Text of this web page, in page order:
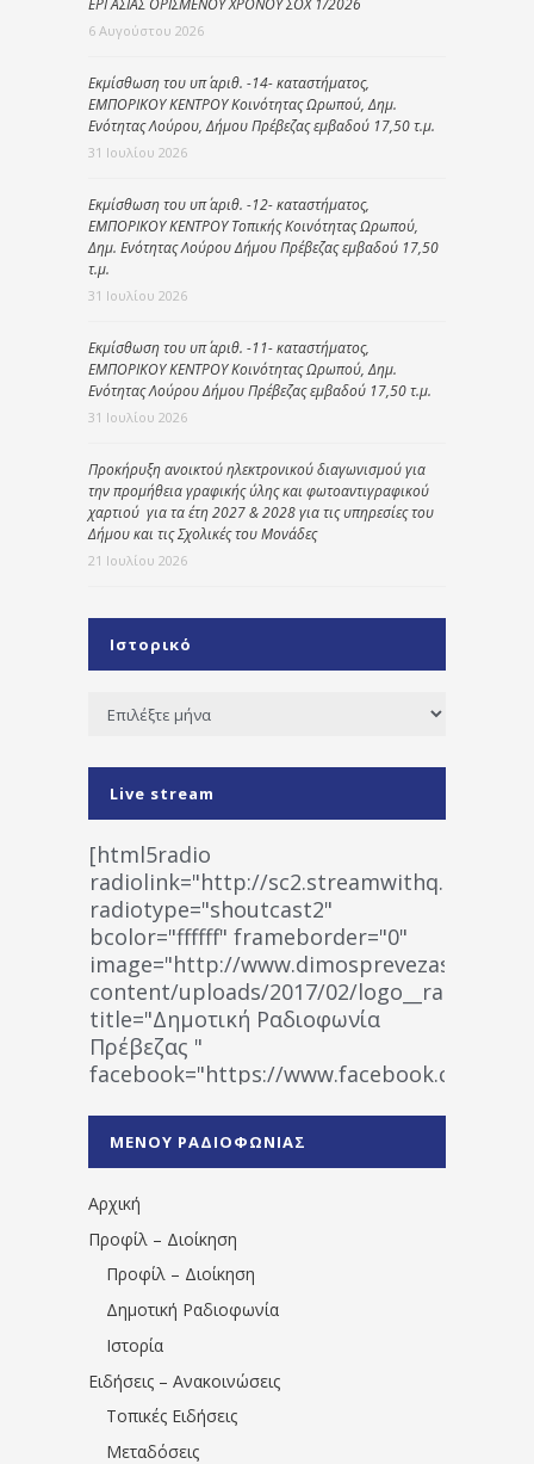
6 Αυγούστου 2026
Εκμίσθωση του υπ΄ αριθ. -14- καταστήματος,
ΕΜΠΟΡΙΚΟΥ ΚΕΝΤΡΟΥ Κοινότητας Ωρωπού, Δημ.
Ενότητας Λούρου, Δήμου Πρέβεζας εμβαδού 17,50 τ.μ.
31 Ιουλίου 2026
Εκμίσθωση του υπ΄ αριθ. -12- καταστήματος,
ΕΜΠΟΡΙΚΟΥ ΚΕΝΤΡΟΥ Τοπικής Κοινότητας Ωρωπού,
Δημ. Ενότητας Λούρου Δήμου Πρέβεζας εμβαδού 17,50
τ.μ.
31 Ιουλίου 2026
Εκμίσθωση του υπ΄ αριθ. -11- καταστήματος,
ΕΜΠΟΡΙΚΟΥ ΚΕΝΤΡΟΥ Κοινότητας Ωρωπού, Δημ.
Ενότητας Λούρου Δήμου Πρέβεζας εμβαδού 17,50 τ.μ.
31 Ιουλίου 2026
Προκήρυξη ανοικτού ηλεκτρονικού διαγωνισμού για
την προμήθεια γραφικής ύλης και φωτοαντιγραφικού
χαρτιού για τα έτη 2027 & 2028 για τις υπηρεσίες του
Δήμου και τις Σχολικές του Μονάδες
21 Ιουλίου 2026
Ιστορικό
Ιστορικό
Live stream
[html5radio
radiolink="http://
radiotype="shoutcast2"
bcolor="ffffff" frameborder="0"
image="http://www.dimosprevezas.gr/wp-
content/uploads/2017/02/
title="Δημοτική Ραδιοφωνία
Πρέβεζας "
facebook="https://www.facebook.com/
1531194763766854/" artist="" ]
ΜΕΝΟΥ ΡΑΔΙΟΦΩΝΙΑΣ
Αρχική
Προφίλ – Διοίκηση
Προφίλ – Διοίκηση
Δημοτική Ραδιοφωνία
Ιστορία
Ειδήσεις – Ανακοινώσεις
Τοπικές Ειδήσεις
Μεταδόσεις